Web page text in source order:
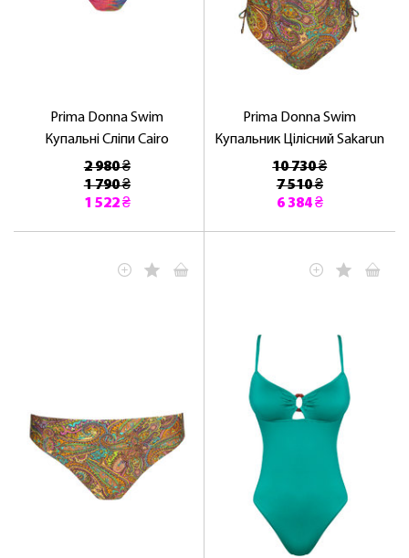
Prima Donna Swim
Купальні Сліпи Cairo
2 980 ₴
1 790 ₴
1 522 ₴
Prima Donna Swim
Купальник Цілісний Sakarun
10 730 ₴
7 510 ₴
6 384 ₴